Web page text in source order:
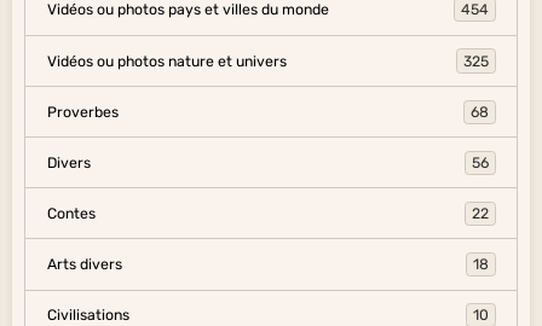
Vidéos ou photos pays et villes du monde 454
Vidéos ou photos nature et univers 325
Proverbes 68
Divers 56
Contes 22
Arts divers 18
Civilisations 10